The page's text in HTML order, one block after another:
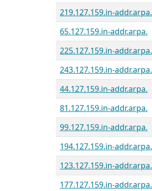
219.127.159.in-addr.arpa.
65.127.159.in-addr.arpa.
225.127.159.in-addr.arpa.
243.127.159.in-addr.arpa.
44.127.159.in-addr.arpa.
81.127.159.in-addr.arpa.
99.127.159.in-addr.arpa.
194.127.159.in-addr.arpa.
123.127.159.in-addr.arpa.
177.127.159.in-addr.arpa.